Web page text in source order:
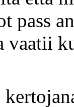
pass
vaatii